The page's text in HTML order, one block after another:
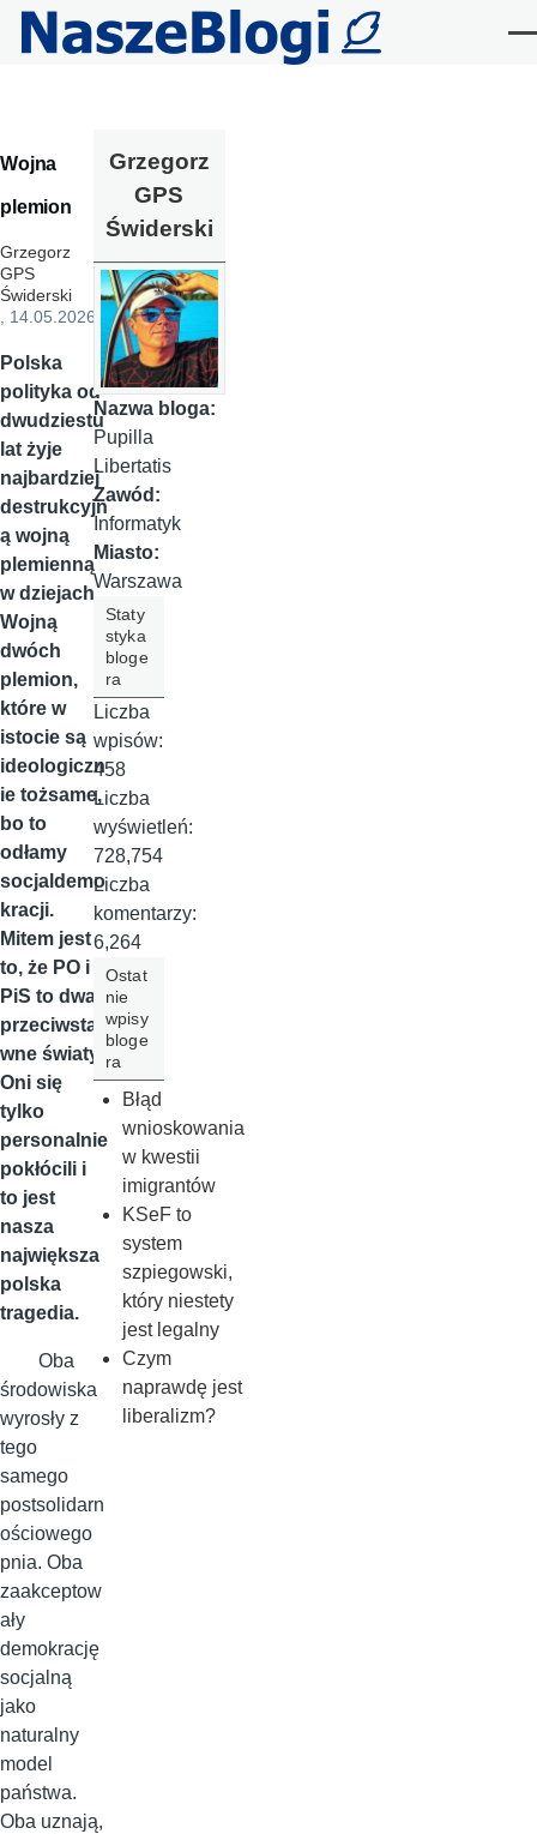
Przejdź do treści
Wojna
plemion
Grzegorz
GPS
Świderski
, 14.05.2026
Polska
polityka od
dwudziestu
lat żyje
najbardziej
destrukcyjn
ą wojną
plemienną
w dziejach.
Wojną
dwóch
plemion,
które w
istocie są
ideologiczn
ie tożsame,
bo to
odłamy
socjaldemo
kracji.
Mitem jest
to, że PO i
PiS to dwa
przeciwsta
wne światy.
Oni się
tylko
personalnie
pokłócili i
to jest
nasza
największa
polska
tragedia.
Oba
środowiska
wyrosły z
tego
samego
postsolidarn
ościowego
pnia. Oba
zaakceptow
ały
demokrację
socjalną
jako
naturalny
model
państwa.
Oba uznają,
Grzegorz
GPS
Świderski
Nazwa bloga:
Pupilla
Libertatis
Zawód:
Informatyk
Miasto:
Warszawa
Staty
styka
bloge
ra
Liczba
wpisów:
458
Liczba
wyświetleń:
728,754
Liczba
komentarzy:
6,264
Ostat
nie
wpisy
bloge
ra
Błąd
wnioskowania
w kwestii
imigrantów
KSeF to
system
szpiegowski,
który niestety
jest legalny
Czym
naprawdę jest
liberalizm?